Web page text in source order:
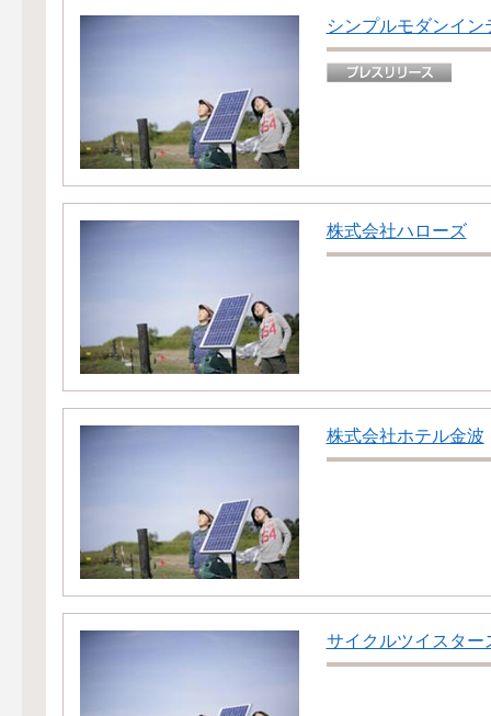
シンプルモダンイ
株式会社ハローズ
株式会社ホテル金波
サイクルツイスター